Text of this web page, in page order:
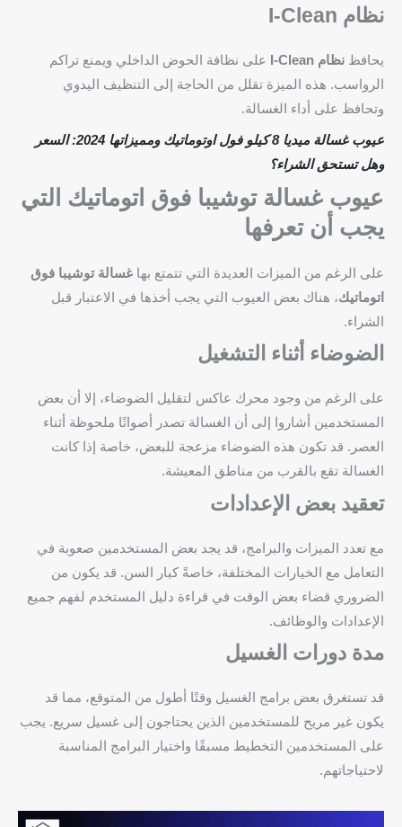
نظام I-Clean
يحافظ نظام I-Clean
على نظافة الحوض الداخلي ويمنع تراكم
الرواسب. هذه الميزة تقلل من الحاجة إلى التنظيف اليدوي
وتحافظ على أداء الغسالة.
عيوب غسالة ميديا 8 كيلو فول اوتوماتيك ومميزاتها 2024: السعر
وهل تستحق الشراء؟
عيوب غسالة توشيبا فوق اتوماتيك التي
يجب أن تعرفها
على الرغم من الميزات العديدة التي تتمتع بها غسالة توشيبا فوق
اتوماتيك، هناك بعض العيوب التي يجب أخذها في الاعتبار قبل
الشراء.
الضوضاء أثناء التشغيل
على الرغم من وجود محرك عاكس لتقليل الضوضاء، إلا أن بعض
المستخدمين أشاروا إلى أن الغسالة تصدر أصواتًا ملحوظة أثناء
العصر. قد تكون هذه الضوضاء مزعجة للبعض، خاصة إذا كانت
الغسالة تقع بالقرب من مناطق المعيشة.
تعقيد بعض الإعدادات
مع تعدد الميزات والبرامج، قد يجد بعض المستخدمين صعوبة في
التعامل مع الخيارات المختلفة، خاصةً كبار السن. قد يكون من
الضروري قضاء بعض الوقت في قراءة دليل المستخدم لفهم جميع
الإعدادات والوظائف.
مدة دورات الغسيل
قد تستغرق بعض برامج الغسيل وقتًا أطول من المتوقع، مما قد
يكون غير مريح للمستخدمين الذين يحتاجون إلى غسيل سريع. يجب
على المستخدمين التخطيط مسبقًا واختيار البرامج المناسبة
لاحتياجاتهم.